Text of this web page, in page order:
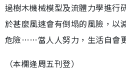
過樹木機械模型及流體力學進行
於甚麼風速會有倒塌的風險，以
危險……當人人努力，生活自會
（本欄逢周五刊登）